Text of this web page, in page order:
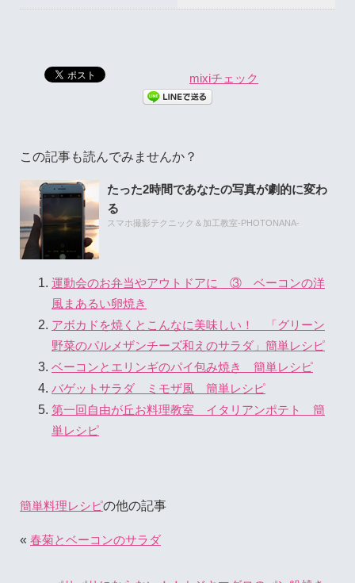
mixiチェック
この記事も読んでみませんか？
たった2時間であなたの写真が劇的に変わ
る
スマホ撮影テクニック＆加工教室-PHOTONANA-
運動会のお弁当やアウトドアに ③ ベーコンの洋
風まあるい卵焼き
アボカドを焼くとこんなに美味しい！ 「グリーン
野菜のパルメザンチーズ和えのサラダ」簡単レシピ
ベーコンとエリンギのパイ包み焼き 簡単レシピ
バゲットサラダ ミモザ風 簡単レシピ
第一回自由が丘お料理教室 イタリアンポテト 簡
単レシピ
簡単料理レシピの他の記事
« 春菊とベーコンのサラダ